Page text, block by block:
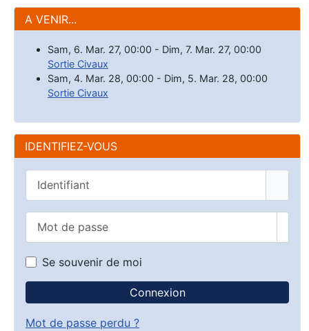
A VENIR...
Sam, 6. Mar. 27, 00:00 - Dim, 7. Mar. 27, 00:00
Sortie Civaux
Sam, 4. Mar. 28, 00:00 - Dim, 5. Mar. 28, 00:00
Sortie Civaux
IDENTIFIEZ-VOUS
Se souvenir de moi
Connexion
Mot de passe perdu ?